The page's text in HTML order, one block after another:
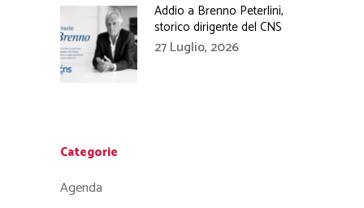
Addio a Brenno Peterlini,
storico dirigente del CNS
27 Luglio, 2026
Categorie
Agenda